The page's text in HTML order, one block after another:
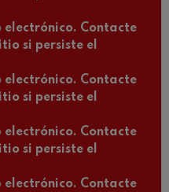
electrónico. Contacte
si persiste el
electrónico. Contacte
si persiste el
electrónico. Contacte
si persiste el
electrónico. Contacte